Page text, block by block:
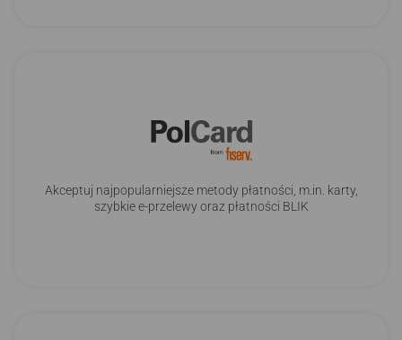
Akceptuj najpopularniejsze metody płatności, m.in. karty,
szybkie e-przelewy oraz płatności BLIK